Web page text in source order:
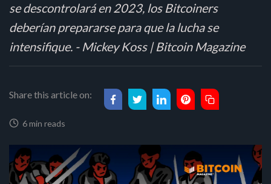
se descontrolará en 2023, los Bitcoiners
deberían prepararse para que la lucha se
intensifique. - Mickey Koss | Bitcoin Magazine
Share this article on:
6 min reads